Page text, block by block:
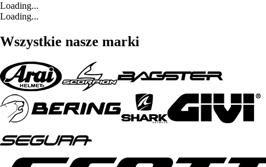
Loading...
Loading...
Wszystkie nasze marki